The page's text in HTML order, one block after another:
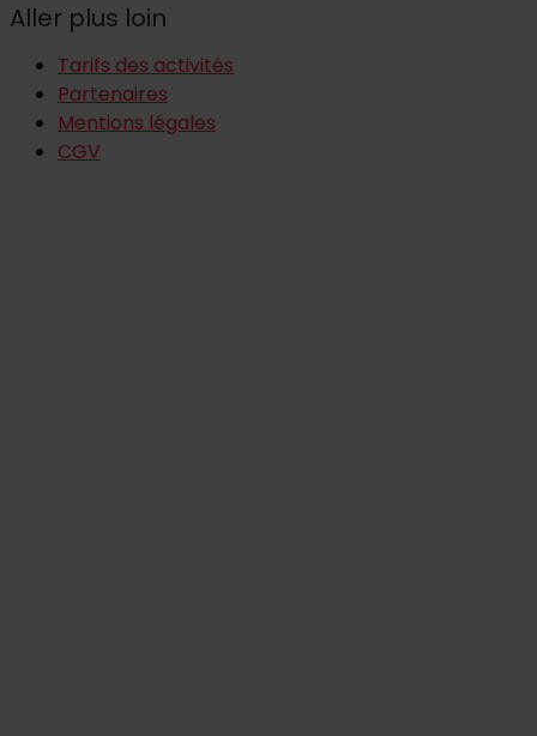
Aller plus loin
Tarifs des activités
Partenaires
Mentions légales
CGV